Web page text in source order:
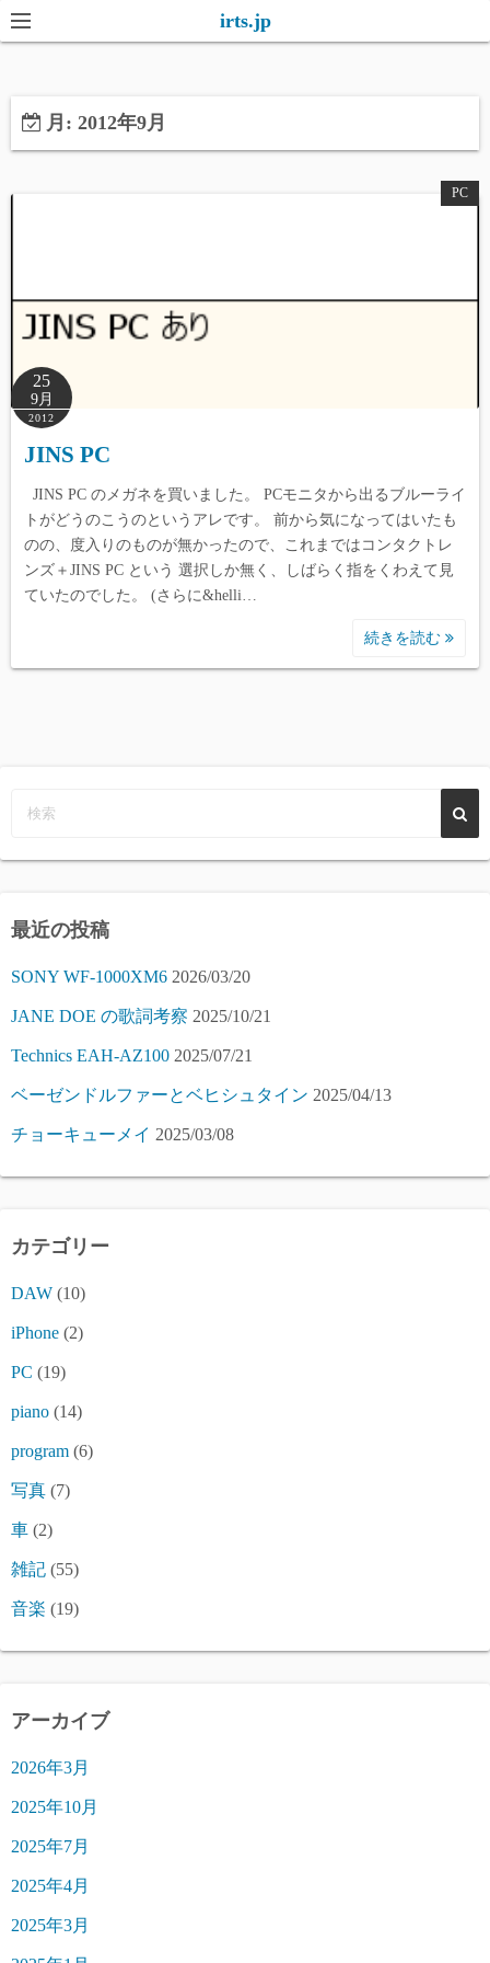
コ
ン
ン
へ
irts.jp
月: 2012年9月
PC
25
9月
2012
JINS PC
JINS PC のメガネを買いました。 PCモニタから出るブルーライ
トがどうのこうのというアレです。 前から気になってはいたも
のの、度入りのものが無かったので、これまではコンタクトレ
ンズ＋JINS PC という 選択しか無く、しばらく指をくわえて見
ていたのでした。 (さらに&helli…
続きを読む
最近の投稿
SONY WF-1000XM6 2026/03/20
JANE DOE の歌詞考察 2025/10/21
Technics EAH-AZ100 2025/07/21
ベーゼンドルファーとベヒシュタイン 2025/04/13
チョーキューメイ 2025/03/08
カテゴリー
DAW (10)
iPhone (2)
PC (19)
piano (14)
program (6)
写真 (7)
車 (2)
雑記 (55)
音楽 (19)
アーカイブ
2026年3月
2025年10月
2025年7月
2025年4月
2025年3月